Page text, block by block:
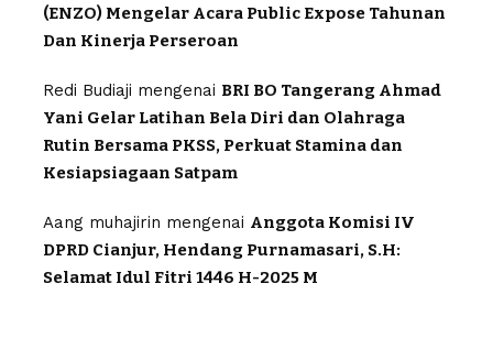
(ENZO) Mengelar Acara Public Expose Tahunan
Dan Kinerja Perseroan
Redi Budiaji mengenai BRI BO Tangerang Ahmad
Yani Gelar Latihan Bela Diri dan Olahraga
Rutin Bersama PKSS, Perkuat Stamina dan
Kesiapsiagaan Satpam
Aang muhajirin mengenai Anggota Komisi IV
DPRD Cianjur, Hendang Purnamasari, S.H:
Selamat Idul Fitri 1446 H-2025 M